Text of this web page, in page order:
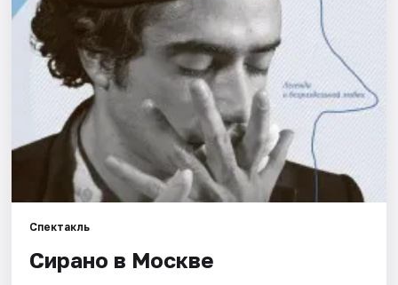
События
Города
Площадки
Артисты
Спектакль
Сирано в Москве